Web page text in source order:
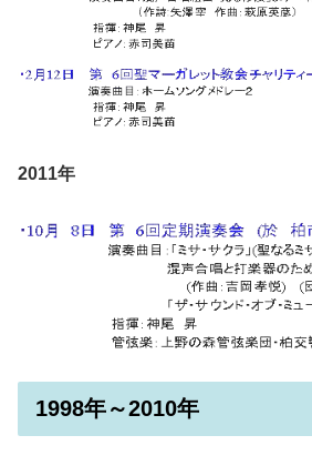
2011年
1998年～2010年